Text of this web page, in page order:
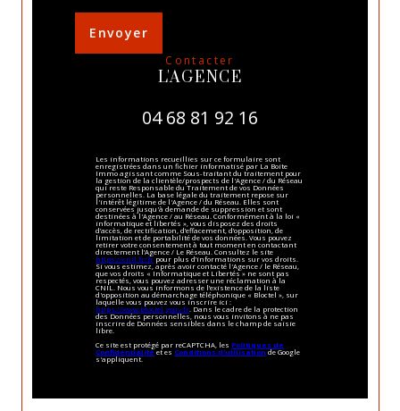
Envoyer
contacter
L'AGENCE
04 68 81 92 16
Les informations recueillies sur ce formulaire sont
enregistrées dans un fichier informatisé par La Boite
Immo agissant comme Sous-traitant du traitement pour
la gestion de la clientèle/prospects de l'Agence / du Réseau
qui reste Responsable du Traitement de vos Données
personnelles. La base légale du traitement repose sur
l'intérêt légitime de l'Agence / du Réseau. Elles sont
conservées jusqu'à demande de suppression et sont
destinées à l'Agence / au Réseau. Conformément à la loi «
informatique et libertés », vous disposez des droits
d’accès, de rectification, d’effacement, d’opposition, de
limitation et de portabilité de vos données. Vous pouvez
retirer votre consentement à tout moment en contactant
directement l’Agence / Le Réseau. Consultez le site
https://cnil.fr/fr pour plus d’informations sur vos droits.
Si vous estimez, après avoir contacté l'Agence / le Réseau,
que vos droits « Informatique et Libertés » ne sont pas
respectés, vous pouvez adresser une réclamation à la
CNIL. Nous vous informons de l’existence de la liste
d'opposition au démarchage téléphonique « Bloctel », sur
laquelle vous pouvez vous inscrire ici :
https://www.bloctel.gouv.fr. Dans le cadre de la protection
des Données personnelles, nous vous invitons à ne pas
inscrire de Données sensibles dans le champ de saisie
libre.
Ce site est protégé par reCAPTCHA, lesPolitiques de
Confidentialitéet esConditions d'utilisationde Google
s'appliquent.